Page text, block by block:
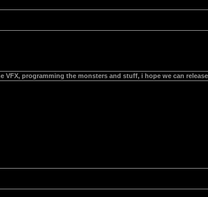
VFX, programming the monsters and stuff, i hope we can